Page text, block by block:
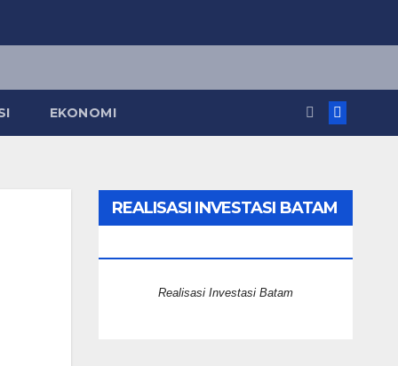
EKONOMI
REALISASI INVESTASI BATAM
Realisasi Investasi Batam